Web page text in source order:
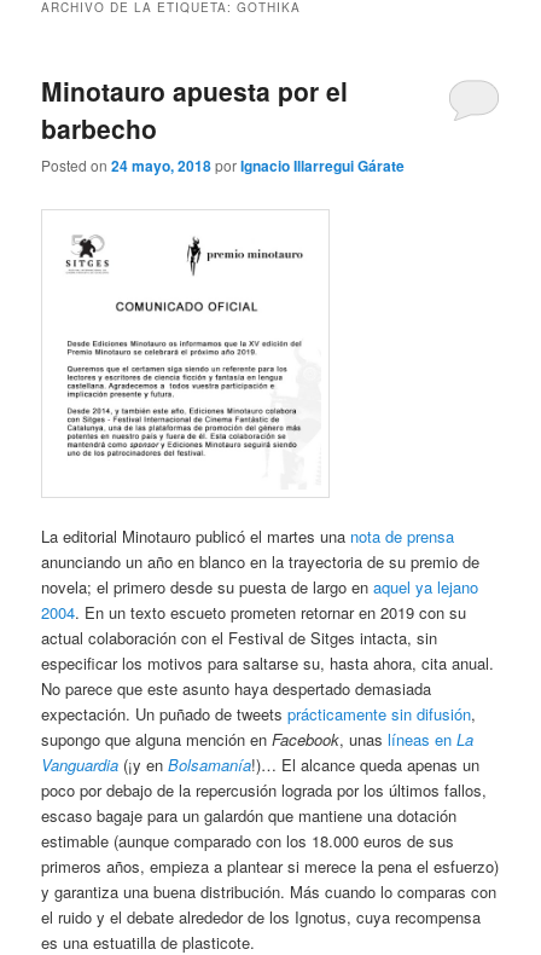
ARCHIVO DE LA ETIQUETA:GOTHIKA
Minotauro apuesta por el
barbecho
Posted on24 mayo, 2018porIgnacio Illarregui Gárate
La editorial Minotauro publicó el martes una nota de prensa
anunciando un año en blanco en la trayectoria de su premio de
novela; el primero desde su puesta de largo enaquel ya lejano
2004. En un texto escueto prometen retornar en 2019 con su
actual colaboración con el Festival de Sitges intacta, sin
especificar los motivos para saltarse su, hasta ahora, cita anual.
No parece que este asunto haya despertado demasiada
expectación. Un puñado de tweetsprácticamente sin difusión,
supongo que alguna mención enFacebook, unaslíneas enLa
Vanguardia (¡y enBolsamanía!)… El alcance queda apenas un
poco por debajo de la repercusión lograda por los últimos fallos,
escaso bagaje para un galardón que mantiene una dotación
estimable (aunque comparado con los 18.000 euros de sus
primeros años, empieza a plantear si merece la pena el esfuerzo)
y garantiza una buena distribución. Más cuando lo comparas con
el ruido y el debate alrededor de los Ignotus, cuya recompensa
es una estuatilla de plasticote.